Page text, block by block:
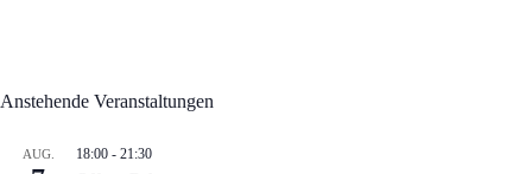
Anstehende Veranstaltungen
AUG. 18:00 - 21:30